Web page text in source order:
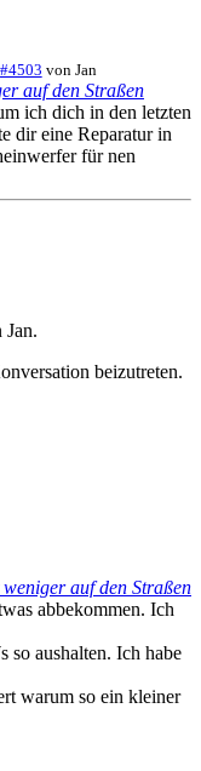
#4503 von Jan
auf den Straßen
ich dich in den letzten
dir eine Reparatur in
für nen
Jan.
beizutreten.
auf den Straßen
abbekommen. Ich
so aushalten. Ich habe
warum so ein kleiner